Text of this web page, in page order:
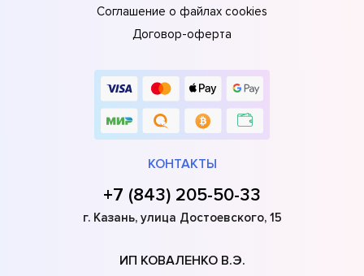
Соглашение о файлах cookies
Договор-оферта
КОНТАКТЫ
+7 (843) 205-50-33
г. Казань, улица Достоевского, 15
ИП КОВАЛЕНКО В.Э.